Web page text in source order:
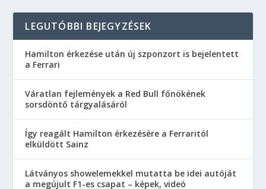
LEGUTÓBBI BEJEGYZÉSEK
Hamilton érkezése után új szponzort is bejelentett
a Ferrari
Váratlan fejlemények a Red Bull főnökének
sorsdöntő tárgyalásáról
Így reagált Hamilton érkezésére a Ferraritól
elküldött Sainz
Látványos showelemekkel mutatta be idei autóját
a megújult F1-es csapat – képek, videó